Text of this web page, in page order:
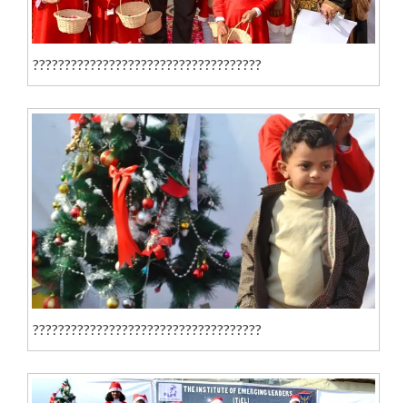
????????????????????????????????????
????????????????????????????????????